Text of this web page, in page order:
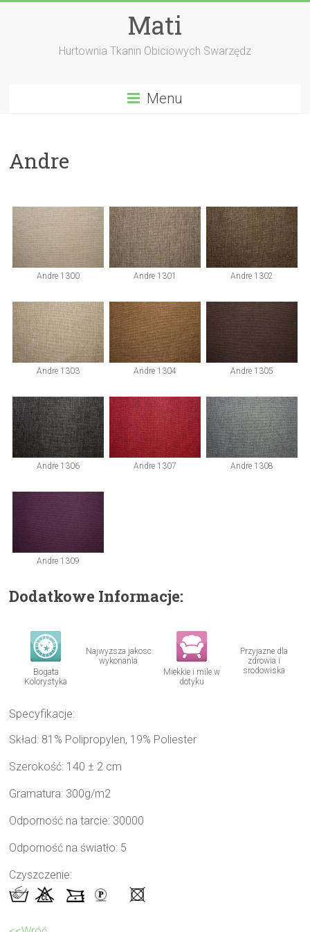
Mati
Hurtownia Tkanin Obiciowych Swarzędz
Menu
Andre
Andre 1300 Andre 1301 Andre 1302
Andre 1303 Andre 1304 Andre 1305
Andre 1306 Andre 1307 Andre 1308
Andre 1309
Dodatkowe Informacje:
Bogata
Kolorystyka
Najwyzsza jakosc
wykonania
Miekkie i mile w
dotyku
Przyjazne dla
zdrowia i
srodowiska
Specyfikacje:
Skład: 81% Polipropylen, 19% Poliester
Szerokość: 140 ± 2 cm
Gramatura: 300g/m2
Odporność na tarcie: 30000
Odporność na światło: 5
Czyszczenie: